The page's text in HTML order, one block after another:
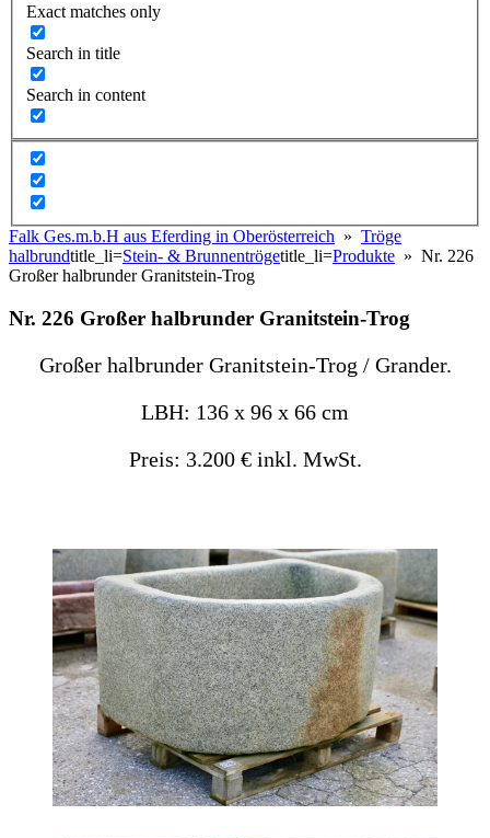
Exact matches only
Search in title
Search in content
Falk Ges.m.b.H aus Eferding in Oberösterreich » Tröge
halbrundtitle_li=Stein- & Brunnentrögetitle_li=Produkte » Nr. 226
Großer halbrunder Granitstein-Trog
Nr. 226 Großer halbrunder Granitstein-Trog
Großer halbrunder Granitstein-Trog / Grander.
LBH: 136 x 96 x 66 cm
Preis: 3.200 € inkl. MwSt.